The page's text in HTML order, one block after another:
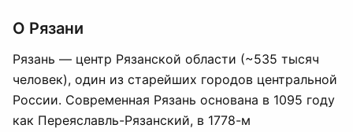
О Рязани
Рязань — центр Рязанской области (~535 тысяч
человек), один из старейших городов центральной
России. Современная Рязань основана в 1095 году
как Переяславль-Рязанский, в 1778-м